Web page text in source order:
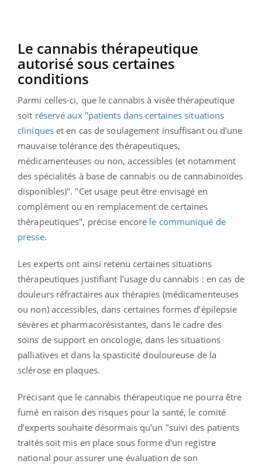
Le cannabis thérapeutique
autorisé sous certaines
conditions
Parmi celles-ci, que le cannabis à visée thérapeutique
soit réservé aux "patients dans certaines situations
cliniqueset en cas de soulagement insuffisant ou d'une
mauvaise tolérance des thérapeutiques,
médicamenteuses ou non, accessibles (et notamment
des spécialités à base de cannabis ou de cannabinoïdes
disponibles)". "Cet usage peut être envisagé en
complément ou en remplacement de certaines
thérapeutiques", précise encore le communiqué de
presse.
Les experts ont ainsi retenu certaines situations
thérapeutiques justifiant l’usage du cannabis : en cas de
douleurs réfractaires aux thérapies (médicamenteuses
ou non) accessibles, dans certaines formes d’épilepsie
sévères et pharmacorésistantes, dans le cadre des
soins de support en oncologie, dans les situations
palliatives et dans la spasticité douloureuse de la
sclérose en plaques.
Précisant que le cannabis thérapeutique ne pourra être
fumé en raison des risques pour la santé, le comité
d’experts souhaite désormais qu’un "suivi des patients
traités soit mis en place sous forme d'un registre
national pour assurer une évaluation de son